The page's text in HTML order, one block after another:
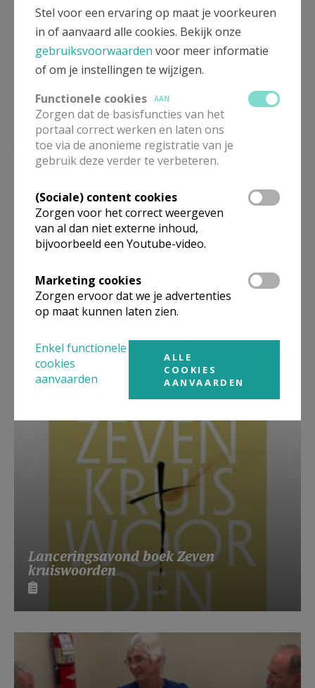
Deel dit artikel
Lees meer
Beroepsvereniging Zorgpastores
Lanceringsavond boek Zeven
kruiswoorden
Stel voor een ervaring op maat je voorkeuren
in of aanvaard alle cookies. Bekijk onze
gebruiksvoorwaarden voor meer informatie
of om je instellingen te wijzigen.
Functionele cookies
AAN
Zorgen dat de basisfuncties van het
portaal correct werken en laten ons
toe via de anonieme registratie van je
gebruik deze verder te verbeteren.
(Sociale) content cookies
Zorgen voor het correct weergeven
van al dan niet externe inhoud,
bijvoorbeeld een Youtube-video.
Marketing cookies
Zorgen ervoor dat we je advertenties
op maat kunnen laten zien.
Enkel functionele
cookies
aanvaarden
ALLE
COOKIES
AANVAARDEN